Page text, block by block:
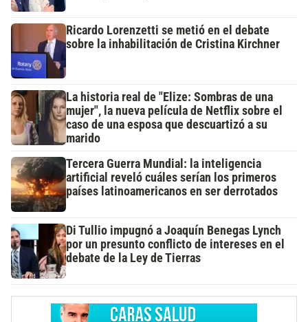
Ricardo Lorenzetti se metió en el debate
sobre la inhabilitación de Cristina Kirchner
La historia real de "Elize: Sombras de una
mujer", la nueva película de Netflix sobre el
caso de una esposa que descuartizó a su
marido
Tercera Guerra Mundial: la inteligencia
artificial reveló cuáles serían los primeros
países latinoamericanos en ser derrotados
Di Tullio impugnó a Joaquín Benegas Lynch
por un presunto conflicto de intereses en el
debate de la Ley de Tierras